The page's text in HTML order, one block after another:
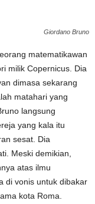
Giordano Bruno
matematikawan
milik Copernicus. Dia
dimasa sekarang
matahari yang
langsung
yang kala itu
sesat. Dia
Meski demikian,
atas ilmu
di vonis untuk dibakar
kota Roma.